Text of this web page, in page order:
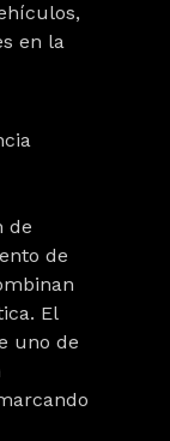
en la
de
de
El
uno de